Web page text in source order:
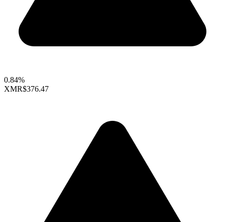
0.84%
XMR$376.47